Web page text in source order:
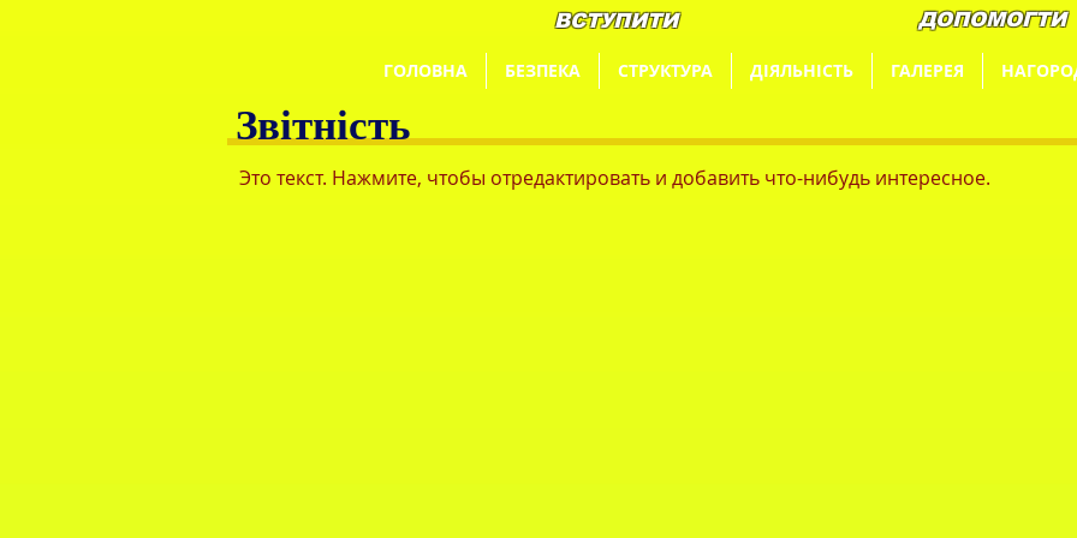
ВСТУПИТИ ДОПОМОГТИ
ГОЛОВНА БЕЗПЕКА СТРУКТУРА ДІЯЛЬНІСТЬ ГАЛЕРЕЯ
Звітність
Это текст. Нажмите, чтобы отредактировать и добавить что-нибудь интересное.